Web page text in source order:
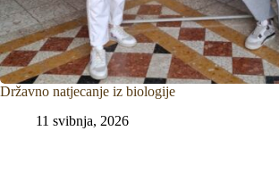
Državno natjecanje iz biologije
11 svibnja, 2026